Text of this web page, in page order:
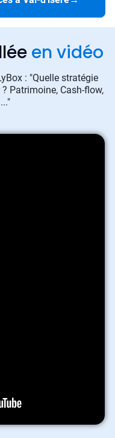
en vidéo
: "Quelle stratégie
Patrimoine, Cash-flow,